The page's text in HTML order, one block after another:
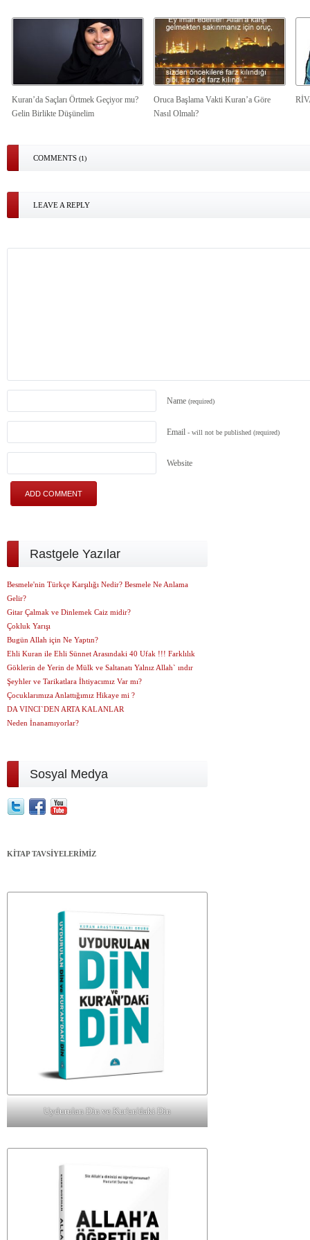
Kuran’da Saçları Örtmek Geçiyor mu?
Gelin Birlikte Düşünelim
Oruca Başlama Vakti Kuran’a Göre
Nasıl Olmalı?
COMMENTS (1)
LEAVE A REPLY
Name (required)
Email - will not be published (required)
Website
Rastgele Yazılar
Besmele'nin Türkçe Karşılığı Nedir? Besmele Ne Anlama
Gelir?
Gitar Çalmak ve Dinlemek Caiz midir?
Çokluk Yarışı
Bugün Allah için Ne Yaptın?
Ehli Kuran ile Ehli Sünnet Arasındaki 40 Ufak !!! Farklılık
Göklerin de Yerin de Mülk ve Saltanatı Yalnız Allah` ındır
Şeyhler ve Tarikatlara İhtiyacımız Var mı?
Çocuklarımıza Anlattığımız Hikaye mi ?
DA VINCI`DEN ARTA KALANLAR
Neden İnanamıyorlar?
Sosyal Medya
KİTAP TAVSİYELERİMİZ
Uydurulan Din ve Kur'an'daki Din